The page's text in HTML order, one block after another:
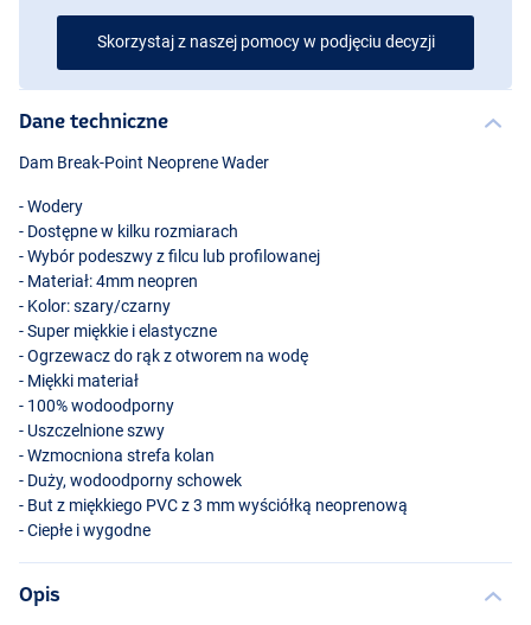
Skorzystaj z naszej pomocy w podjęciu decyzji
Dane techniczne
Dam Break-Point Neoprene Wader
- Wodery
- Dostępne w kilku rozmiarach
- Wybór podeszwy z filcu lub profilowanej
- Materiał: 4mm neopren
- Kolor: szary/czarny
- Super miękkie i elastyczne
- Ogrzewacz do rąk z otworem na wodę
- Miękki materiał
- 100% wodoodporny
- Uszczelnione szwy
- Wzmocniona strefa kolan
- Duży, wodoodporny schowek
- But z miękkiego PVCz 3 mm wyściółką neoprenową
- Ciepłe i wygodne
Opis